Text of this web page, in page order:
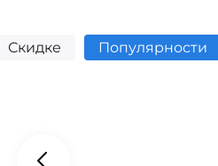
Скидке Популярности